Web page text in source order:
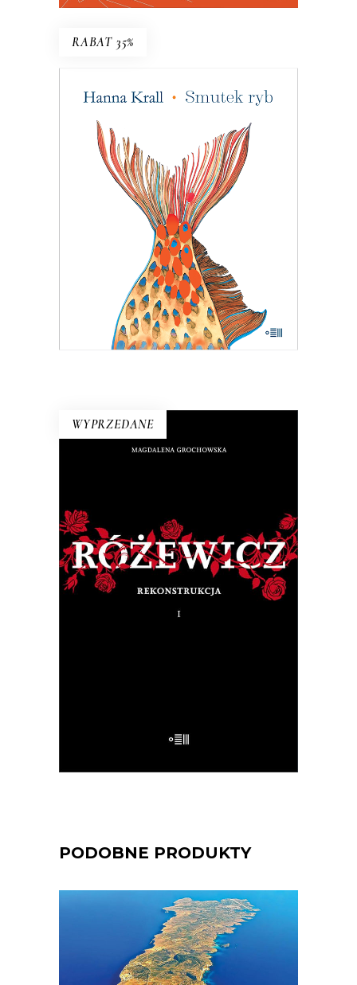
RABAT 35%
SMUTEK RYB
W 1983 roku pismo dla wędkarzy
postanowiło pomóc uznanej reporterce
– bezrobotnej w stanie wojennym. Tam
Hanna Krall mogła publikować bez
weryfikacji, bo w końcu trudno pisać
wywrotowe treści, pisząc o rybach. A
jednak…
37.00zł 24.05zł
KSIĄŻKA DO KOSZYKA
WYPRZEDANE
E-BOOK DO KOSZYKA
RÓŻEWICZ. REKONSTRUKCJA
(tom 1)
Na pytanie: „Kim jesteś?”, Tadeusz
Różewicz odpowiedział przed laty: „Kto
mnie uważnie czyta, ten wie”.
PODOBNE PRODUKTY
[EBOOK] Jarosław Mikołajewski –
WIELKI PRZYPŁYW